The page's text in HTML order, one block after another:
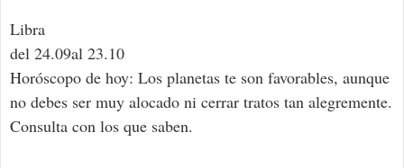
Libra
del 24.09al 23.10
Horóscopo de hoy: Los planetas te son favorables, aunque
no debes ser muy alocado ni cerrar tratos tan alegremente.
Consulta con los que saben.